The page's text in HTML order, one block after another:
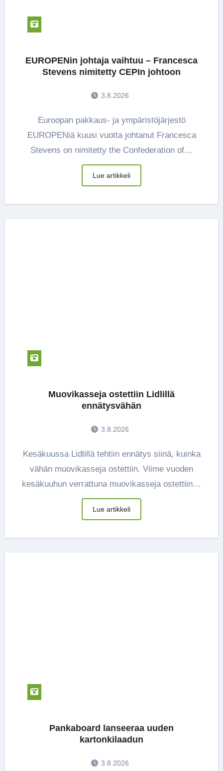
EUROPENin johtaja vaihtuu – Francesca
Stevens nimitetty CEPIn johtoon
3.8.2026
Euroopan pakkaus- ja ympäristöjärjestö
EUROPENiä kuusi vuotta johtanut Francesca
Stevens on nimitetty the Confederation of…
Lue artikkeli
Muovikasseja ostettiin Lidlillä
ennätysvähän
3.8.2026
Kesäkuussa Lidlillä tehtiin ennätys siinä, kuinka
vähän muovikasseja ostettiin. Viime vuoden
kesäkuuhun verrattuna muovikasseja ostettiin…
Lue artikkeli
Pankaboard lanseeraa uuden
kartonkilaadun
3.8.2026